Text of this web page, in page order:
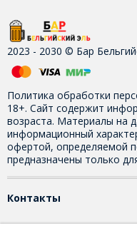
2023 - 2030 © Бар
Политика обработки
18+. Сайт содержит
возраста. Материалы на
информационный
офертой, определяемой
предназначены только
Контакты